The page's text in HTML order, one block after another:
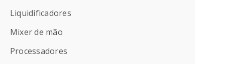
Liquidificadores
Mixer de mão
Processadores